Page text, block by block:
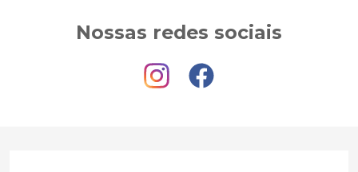
Nossas redes sociais